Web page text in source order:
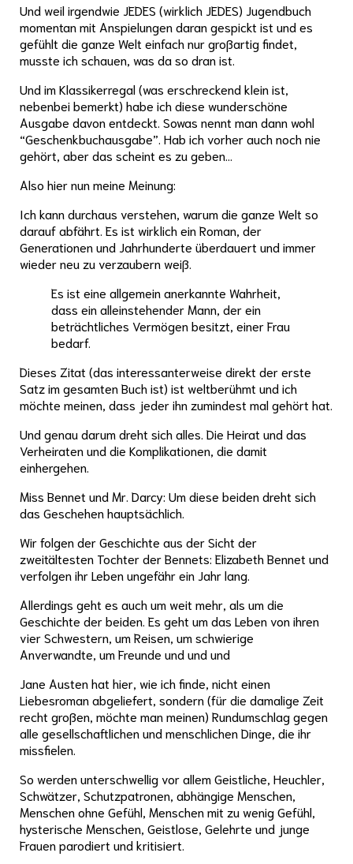
Und weil irgendwie JEDES (wirklich JEDES) Jugendbuch
momentan mit Anspielungen daran gespickt ist und es
gefühlt die ganze Welt einfach nur großartig findet,
musste ich schauen, was da so dran ist.
Und im Klassikerregal (was erschreckend klein ist,
nebenbei bemerkt) habe ich diese wunderschöne
Ausgabe davon entdeckt. Sowas nennt man dann wohl
“Geschenkbuchausgabe”. Hab ich vorher auch noch nie
gehört, aber das scheint es zu geben…
Also hier nun meine Meinung:
Ich kann durchaus verstehen, warum die ganze Welt so
darauf abfährt. Es ist wirklich ein Roman, der
Generationen und Jahrhunderte überdauert und immer
wieder neu zu verzaubern weiß.
Es ist eine allgemein anerkannte Wahrheit,
dass ein alleinstehender Mann, der ein
beträchtliches Vermögen besitzt, einer Frau
bedarf.
Dieses Zitat (das interessanterweise direkt der erste
Satz im gesamten Buch ist) ist weltberühmt und ich
möchte meinen, dass jeder ihn zumindest mal gehört hat.
Und genau darum dreht sich alles. Die Heirat und das
Verheiraten und die Komplikationen, die damit
einhergehen.
Miss Bennet und Mr. Darcy: Um diese beiden dreht sich
das Geschehen hauptsächlich.
Wir folgen der Geschichte aus der Sicht der
zweitältesten Tochter der Bennets: Elizabeth Bennet und
verfolgen ihr Leben ungefähr ein Jahr lang.
Allerdings geht es auch um weit mehr, als um die
Geschichte der beiden. Es geht um das Leben von ihren
vier Schwestern, um Reisen, um schwierige
Anverwandte, um Freunde und und und
Jane Austen hat hier, wie ich finde, nicht einen
Liebesroman abgeliefert, sondern (für die damalige Zeit
recht großen, möchte man meinen) Rundumschlag gegen
alle gesellschaftlichen und menschlichen Dinge, die ihr
missfielen.
So werden unterschwellig vor allem Geistliche, Heuchler,
Schwätzer, Schutzpatronen, abhängige Menschen,
Menschen ohne Gefühl, Menschen mit zu wenig Gefühl,
hysterische Menschen, Geistlose, Gelehrte und junge
Frauen parodiert und kritisiert.